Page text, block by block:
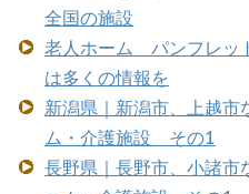
全国の施設
老人ホーム パンフレッ
は多くの情報を
新潟県｜新潟市、上越
ム・介護施設 その1
長野県｜長野市、小諸市